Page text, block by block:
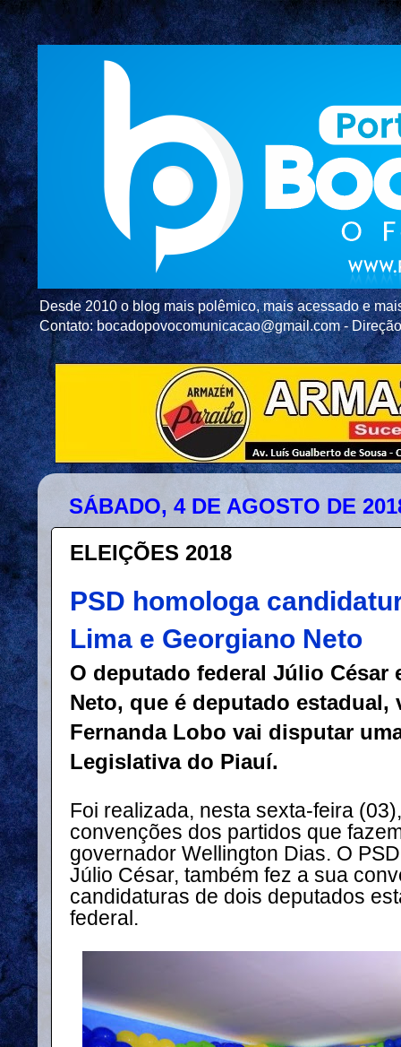
Desde 2010 o blog mais polêmico, mais acessado e
Contato: bocadopovocomunicacao@gmail.com -
SÁBADO, 4 DE AGOSTO DE
ELEIÇÕES 2018
PSD homologa
Lima e Georgiano Neto
O deputado federal Júlio César
Neto, que é deputado estadual,
Fernanda Lobo vai disputar
Legislativa do Piauí.
Foi realizada, nesta sexta-feira
convenções dos partidos que
governador Wellington Dias. O
Júlio César, também fez a sua
candidaturas de dois deputados
federal.